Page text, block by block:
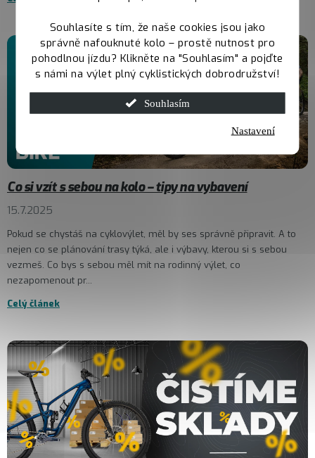
Souhlasíte s tím, že naše cookies jsou jako
správně nafouknuté kolo – prostě nutnost pro
pohodlnou jízdu? Klikněte na "Souhlasím" a pojďte
s námi na výlet plný cyklistických dobrodružství!
Souhlasím
Nastavení
Co si vzít s sebou na kolo – tipy na vybavení
15.7.2025
Pokud se chystáš na cyklovýlet, měl by ses správně připravit. A to
nejen co se plánování trasy týká, ale i výbavy, kterou si s sebou
vezmeš. Co bys s sebou měl mít na rodinný výlet, co
nezapomenout pr...
Celý článek